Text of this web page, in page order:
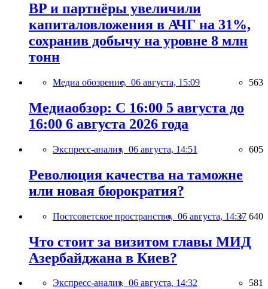
BP и партнёры увеличили
капиталовложения в АЧГ на 31%,
сохранив добычу на уровне 8 млн
тонн
Медиа обозрение, 06 августа, 15:09 563
Медиаобзор: С 16:00 5 августа до
16:00 6 августа 2026 года
Экспресс-анализ, 06 августа, 14:51 605
Революция качества на таможне
или новая бюрократия?
Постсоветское пространство, 06 августа, 14:37 640
Что стоит за визитом главы МИД
Азербайджана в Киев?
Экспресс-анализ, 06 августа, 14:32 581